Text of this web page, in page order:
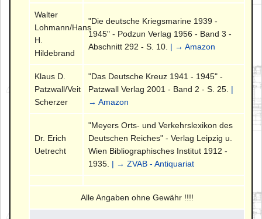
Walter
Lohmann/Hans
H.
Hildebrand
"Die deutsche Kriegsmarine 1939 -
1945" - Podzun Verlag 1956 - Band 3 -
Abschnitt 292 - S. 10. | → Amazon
Klaus D.
Patzwall/Veit
Scherzer
"Das Deutsche Kreuz 1941 - 1945" -
Patzwall Verlag 2001 - Band 2 - S. 25. |
→ Amazon
Dr. Erich
Uetrecht
"Meyers Orts- und Verkehrslexikon des
Deutschen Reiches" - Verlag Leipzig u.
Wien Bibliographisches Institut 1912 -
1935. | → ZVAB - Antiquariat
Alle Angaben ohne Gewähr !!!!